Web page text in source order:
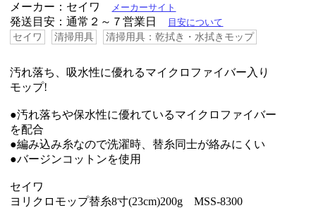
メーカー：セイワ
メーカーサイト
発送目安：通常２～７営業日 目安について
セイワ 清掃用具 清掃用具：乾拭き・水拭きモップ
汚れ落ち、吸水性に優れるマイクロファイバー入り
モップ!
●汚れ落ちや保水性に優れているマイクロファイバー
を配合
●編み込み糸なので洗濯時、替糸同士が絡みにくい
●バージンコットンを使用
セイワ
ヨリクロモップ替糸8寸(23cm)200g MSS-8300